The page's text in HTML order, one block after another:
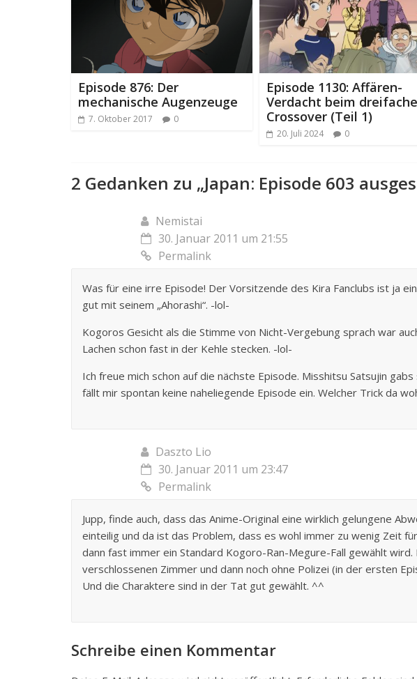
Episode 876: Der
mechanische Augenzeuge
7. Oktober 2017 0
Episode 1130: Affären-
Verdacht beim
Crossover (Teil 1)
20. Juli 2024 0
2 Gedanken zu „Japan: Episode 603
Nemistai
30. Januar 2011 um 21:55
Permalink
Was für eine irre Episode! Der Vorsitzende des Kira Fanclubs ist ja
gut mit seinem „Ahorashi“. -lol-
Kogoros Gesicht als die Stimme von Nicht-Vergebung sprach war
Lachen schon fast in der Kehle stecken. -lol-
Ich freue mich schon auf die nächste Episode. Misshitsu Satsujin
fällt mir spontan keine naheliegende Episode ein. Welcher Trick da
Daszto Lio
30. Januar 2011 um 23:47
Permalink
Jupp, finde auch, dass das Anime-Original eine wirklich gelungene
einteilig und da ist das Problem, dass es wohl immer zu wenig Zeit
dann fast immer ein Standard Kogoro-Ran-Megure-Fall gewählt wird.
verschlossenen Zimmer und dann noch ohne Polizei (in der ersten
Und die Charaktere sind in der Tat gut gewählt. ^^
Schreibe einen Kommentar